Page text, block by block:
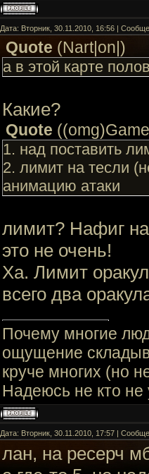
Дата: Вторник, 30.11.2010, 16:56 |
Quote (Nart|on|)
а в этой карте
Какие?
Quote (
1. над поставить
2. лимит на тесли
анимацию атаки
лимит? Нафиг
это не очень!
Ха. Лимит
всего два
Почему многие
ощущение
круче многих (но
Надеюсь не кто не
Дата: Вторник, 30.11.2010, 17:57 |
лан, на ресерч